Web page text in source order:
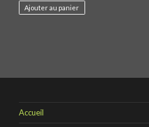
Ajouter au panier
Accueil